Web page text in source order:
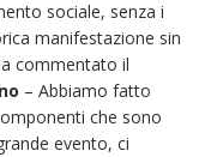
sociale, senza i
manifestazione sin
commentato il
– Abbiamo fatto
che sono
evento, ci